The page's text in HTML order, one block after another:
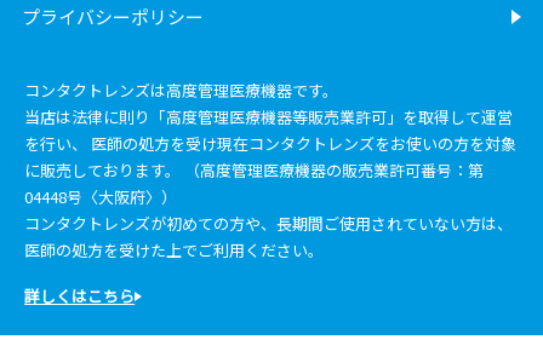
プライバシーポリシー
コンタクトレンズは高度管理医療機器です。
当店は法律に則り「高度管理医療機器等販売業許可」を取得して運営
を行い、 医師の処方を受け現在コンタクトレンズをお使いの方を対象
に販売しております。 （高度管理医療機器の販売業許可番号：第
04448号〈大阪府〉）
コンタクトレンズが初めての方や、長期間ご使用されていない方は、
医師の処方を受けた上でご利用ください。
詳しくはこちら